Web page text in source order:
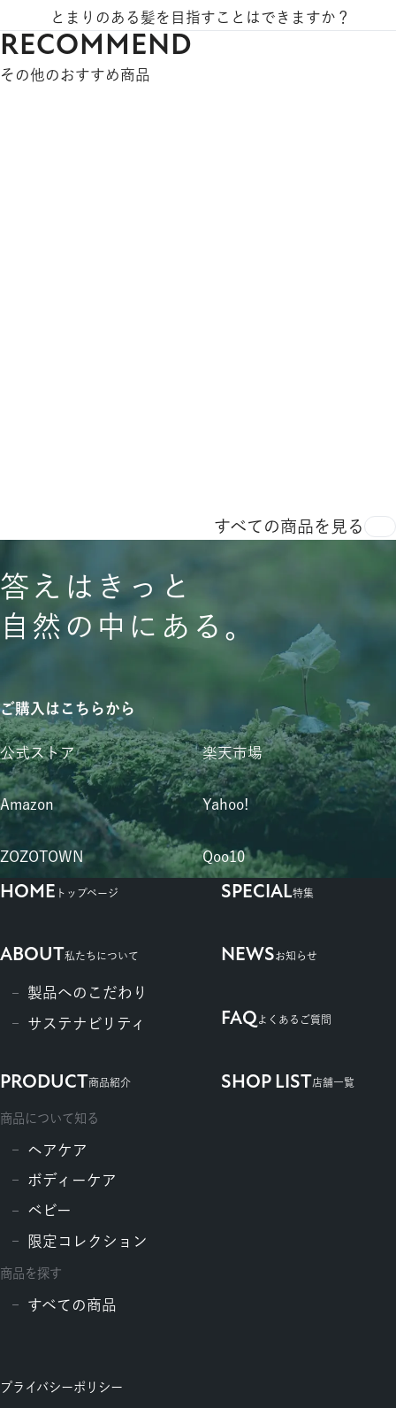
す。
て水分を保ちにくくなった髪には、うるおいを守り
ながら洗うケアが求められます。
モイストは、髪をやさしく洗いながらうるおいを守
水分を保ちやすい状態へ整えられるシャンプーを選
ぶことが大切です。乾燥やダメージによって髪の水
分バランスが乱れると、パサつきや広がりにつなが
とまりのある髪を目指すことはできますか？
しっとり系シャンプーでも、髪の水分バランスを整
えることで、重たくなりすぎず、まとまりやすい髪
RECOMMEND
その他のおすすめ商品
すべての商品を見る
答えはきっと
自然の中にある。
ご購入はこちらから
公式ストア 楽天市場
Amazon Yahoo!
ZOZOTOWN Qoo10
HOME トップページ
ABOUT私たちについて
製品へのこだわり
サステナビリティ
PRODUCT商品紹介
商品について知る
ヘアケア
ボディーケア
ベビー
限定コレクション
商品を探す
すべての商品
SPECIAL特集
NEWSお知らせ
FAQ よくあるご質問
SHOP LIST店舗一覧
プライバシーポリシー